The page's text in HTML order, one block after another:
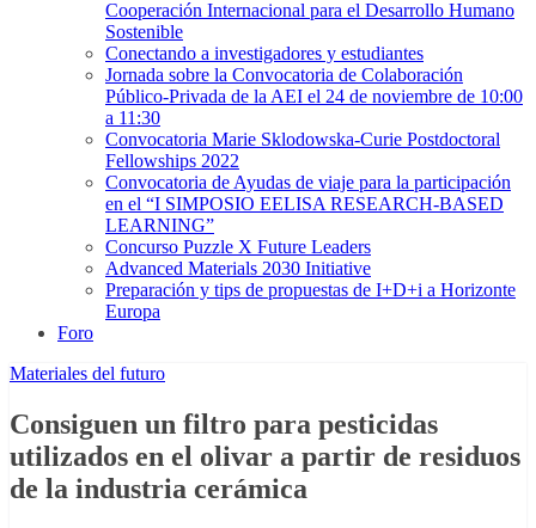
Cooperación Internacional para el Desarrollo Humano
Sostenible
Conectando a investigadores y estudiantes
Jornada sobre la Convocatoria de Colaboración
Público-Privada de la AEI el 24 de noviembre de 10:00
a 11:30
Convocatoria Marie Sklodowska-Curie Postdoctoral
Fellowships 2022
Convocatoria de Ayudas de viaje para la participación
en el “I SIMPOSIO EELISA RESEARCH-BASED
LEARNING”
Concurso Puzzle X Future Leaders
Advanced Materials 2030 Initiative
Preparación y tips de propuestas de I+D+i a Horizonte
Europa
Foro
Materiales del futuro
Consiguen un filtro para pesticidas
utilizados en el olivar a partir de residuos
de la industria cerámica